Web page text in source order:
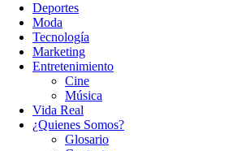
Deportes
Moda
Tecnología
Marketing
Entretenimiento
Cine
Música
Vida Real
¿Quienes Somos?
Glosario